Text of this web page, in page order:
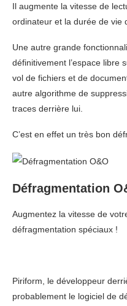
Il augmente la vitesse de
ordinateur et la durée de vie
Une autre grande
définitivement l’espace libre
vol de fichiers et de
autre algorithme de
traces derrière lui.
C’est en effet un très bon
Défragmentation
Augmentez la vitesse de
défragmentation spéciaux !
Piriform, le développeur
probablement le logiciel de